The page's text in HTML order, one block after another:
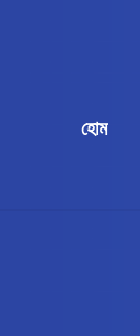
হোম